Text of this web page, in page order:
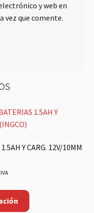
y web en
vez que comente.
Y CARG. 12V/10MM